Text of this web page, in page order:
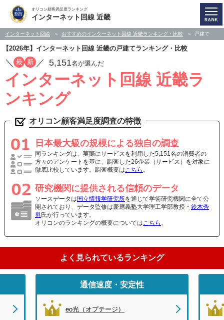
オリコン顧客満足度ランキング
インターネット回線 近畿
インターネット回線 おすすめのインターネット回線 近畿ランキング・比較 戸建て
【2026年】インターネット回線 近畿の戸建てランキング・比較
／ 最 新 ／ 5,151名が選んだ
インターネット回線 近畿ラ
ンキング
オリコン顧客満足度調査の特徴
日本最大級の規模による独自の調査
同ランキングは、実際にサービスを利用した5,151名の消費者の
方々のアンケートを基に、調査した26企業（サービス）を対象に
徹底比較しています。調査概要はこちら 。
研究機関に提供される信頼のデータ
ソースデータは 国立情報学研究所を通じて学術研究機関に全て公
開されており、データ監修は慶應義塾大学理工学部教授・ 鈴木秀
男 氏が行っています。
オリコンのランキングの概要についてはこちら 。
よく見られているランキング
通信速度・安定性
eo光（オプテージ）